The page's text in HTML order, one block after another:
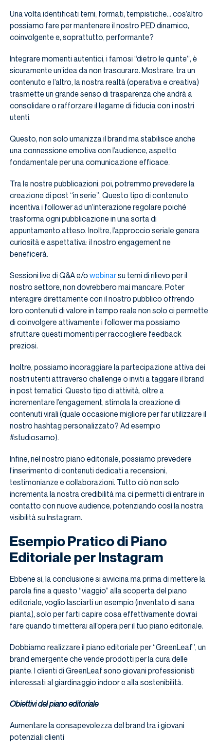
Una volta identificati temi, formati, tempistiche… cos’altro
possiamo fare per mantenere il nostro PED dinamico,
coinvolgente e, soprattutto, performante?
Integrare momenti autentici, i famosi “dietro le quinte”, è
sicuramente un’idea da non trascurare. Mostrare, tra un
contenuto e l’altro, la nostra realtà (operativa e creativa)
trasmette un grande senso di trasparenza che andrà a
consolidare o rafforzare il legame di fiducia con i nostri
utenti.
Questo, non solo umanizza il brand ma stabilisce anche
una connessione emotiva con l’audience, aspetto
fondamentale per una comunicazione efficace.
Tra le nostre pubblicazioni, poi, potremmo prevedere la
creazione di post “in serie”. Questo tipo di contenuto
incentiva i follower ad un’interazione regolare poiché
trasforma ogni pubblicazione in una sorta di
appuntamento atteso. Inoltre, l’approccio seriale genera
curiosità e aspettativa: il nostro engagement ne
beneficerà.
Sessioni live di Q&A e/o webinarsu temi di rilievo per il
nostro settore, non dovrebbero mai mancare. Poter
interagire direttamente con il nostro pubblico offrendo
loro contenuti di valore in tempo reale non solo ci permette
di coinvolgere attivamente i follower ma possiamo
sfruttare questi momenti per raccogliere feedback
preziosi.
Inoltre, possiamo incoraggiare la partecipazione attiva dei
nostri utenti attraverso challenge o inviti a taggare il brand
in post tematici. Questo tipo di attività, oltre a
incrementare l’engagement, stimola la creazione di
contenuti virali (quale occasione migliore per far utilizzare il
nostro hashtag personalizzato? Ad esempio
#studiosamo).
Infine, nel nostro piano editoriale, possiamo prevedere
l’inserimento di contenuti dedicati a recensioni,
testimonianze e collaborazioni. Tutto ciò non solo
incrementa la nostra credibilità ma ci permetti di entrare in
contatto con nuove audience, potenziando così la nostra
visibilità su Instagram.
Esempio Pratico di Piano
Editoriale per Instagram
Ebbene si, la conclusione si avvicina ma prima di mettere la
parola fine a questo “viaggio” alla scoperta del piano
editoriale, voglio lasciarti un esempio (inventato di sana
pianta), solo per farti capire cosa effettivamente dovrai
fare quando ti metterai all’opera per il tuo piano editoriale.
Dobbiamo realizzare il piano editoriale per “GreenLeaf”, un
brand emergente che vende prodotti per la cura delle
piante. I clienti di GreenLeaf sono giovani professionisti
interessati al giardinaggio indoor e alla sostenibilità.
Obiettivi del piano editoriale
Aumentare la consapevolezza del brand tra i giovani
potenziali clienti